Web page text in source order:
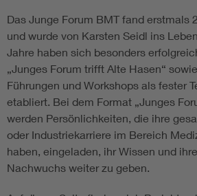
Das Junge Forum BMT fand erstmals
und wurde von Karsten Seidl ins
Jahre haben sich besonders
„Junges Forum trifft Alte Hasen“
Führungen und Workshops als fester
etabliert. Bei dem Format „Junges
werden Persönlichkeiten, die ihre
oder Industriekarriere im Bereich
haben, eingeladen, ihr Wissen und
Nachwuchs weiter zu geben.